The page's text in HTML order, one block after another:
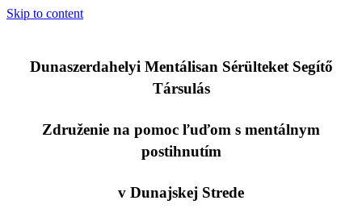
Skip to content
Dunaszerdahelyi Mentálisan Sérülteket Segítő
Társulás
Združenie na pomoc ľuďom s mentálnym
postihnutím
v Dunajskej Strede